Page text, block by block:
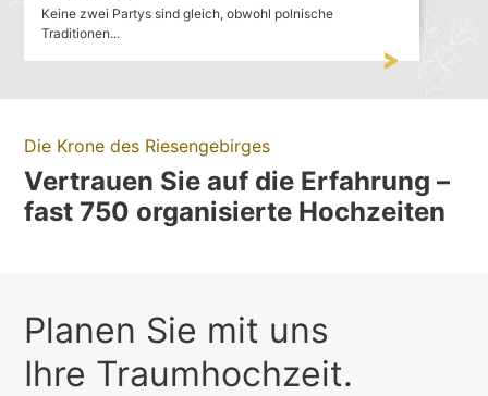
Keine zwei Partys sind gleich, obwohl polnische
Traditionen...
Die Krone des Riesengebirges
Vertrauen Sie auf die Erfahrung –
fast 750 organisierte Hochzeiten
Planen Sie mit uns
Ihre Traumhochzeit.